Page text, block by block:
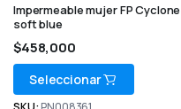
Impermeable mujer FP Cyclone
soft blue
$458,000
Seleccionar